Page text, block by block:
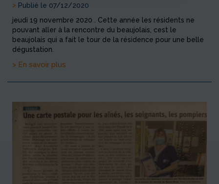
> Publié le 07/12/2020
jeudi 19 novembre 2020 . Cette année les résidents ne
pouvant aller à la rencontre du beaujolais, cest le
beaujolais qui a fait le tour de la résidence pour une belle
dégustation.
> En savoir plus